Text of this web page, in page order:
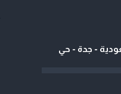
- جدة - حي